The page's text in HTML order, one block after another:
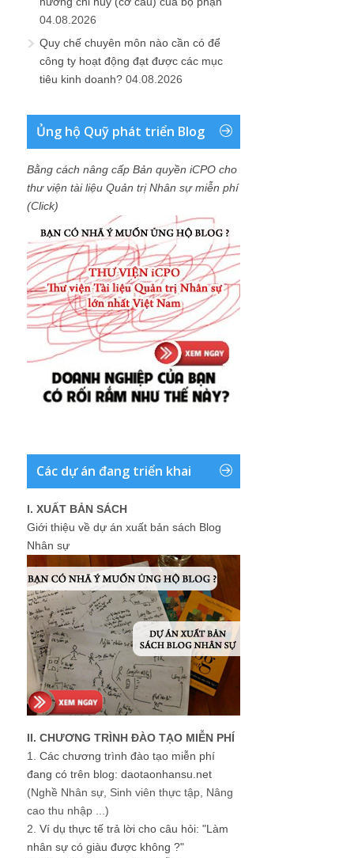
04.08.2026
Quy chế chuyên môn nào cần có để
công ty hoạt động đạt được các mục
tiêu kinh doanh? 04.08.2026
Ủng hộ Quỹ phát triển Blog
Bằng cách nâng cấp Bản quyền iCPO cho
thư viện tài liệu Quản trị Nhân sự miễn phí
(Click)
Các dự án đang triển khai
I. XUẤT BẢN SÁCH
Giới thiệu về dự án xuất bản sách Blog
Nhân sự
II. CHƯƠNG TRÌNH ĐÀO TẠO MIỄN PHÍ
1. Các chương trình đào tạo miễn phí
đang có trên blog: daotaonhansu.net
(Nghề Nhân sự, Sinh viên thực tập, Nâng
cao thu nhập ...)
2. Ví dụ thực tế trả lời cho câu hỏi: "Làm
nhân sự có giàu được không ?"